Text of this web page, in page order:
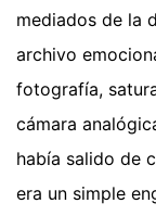
mediados de la
archivo
fotografía,
cámara
había salido de
era un simple